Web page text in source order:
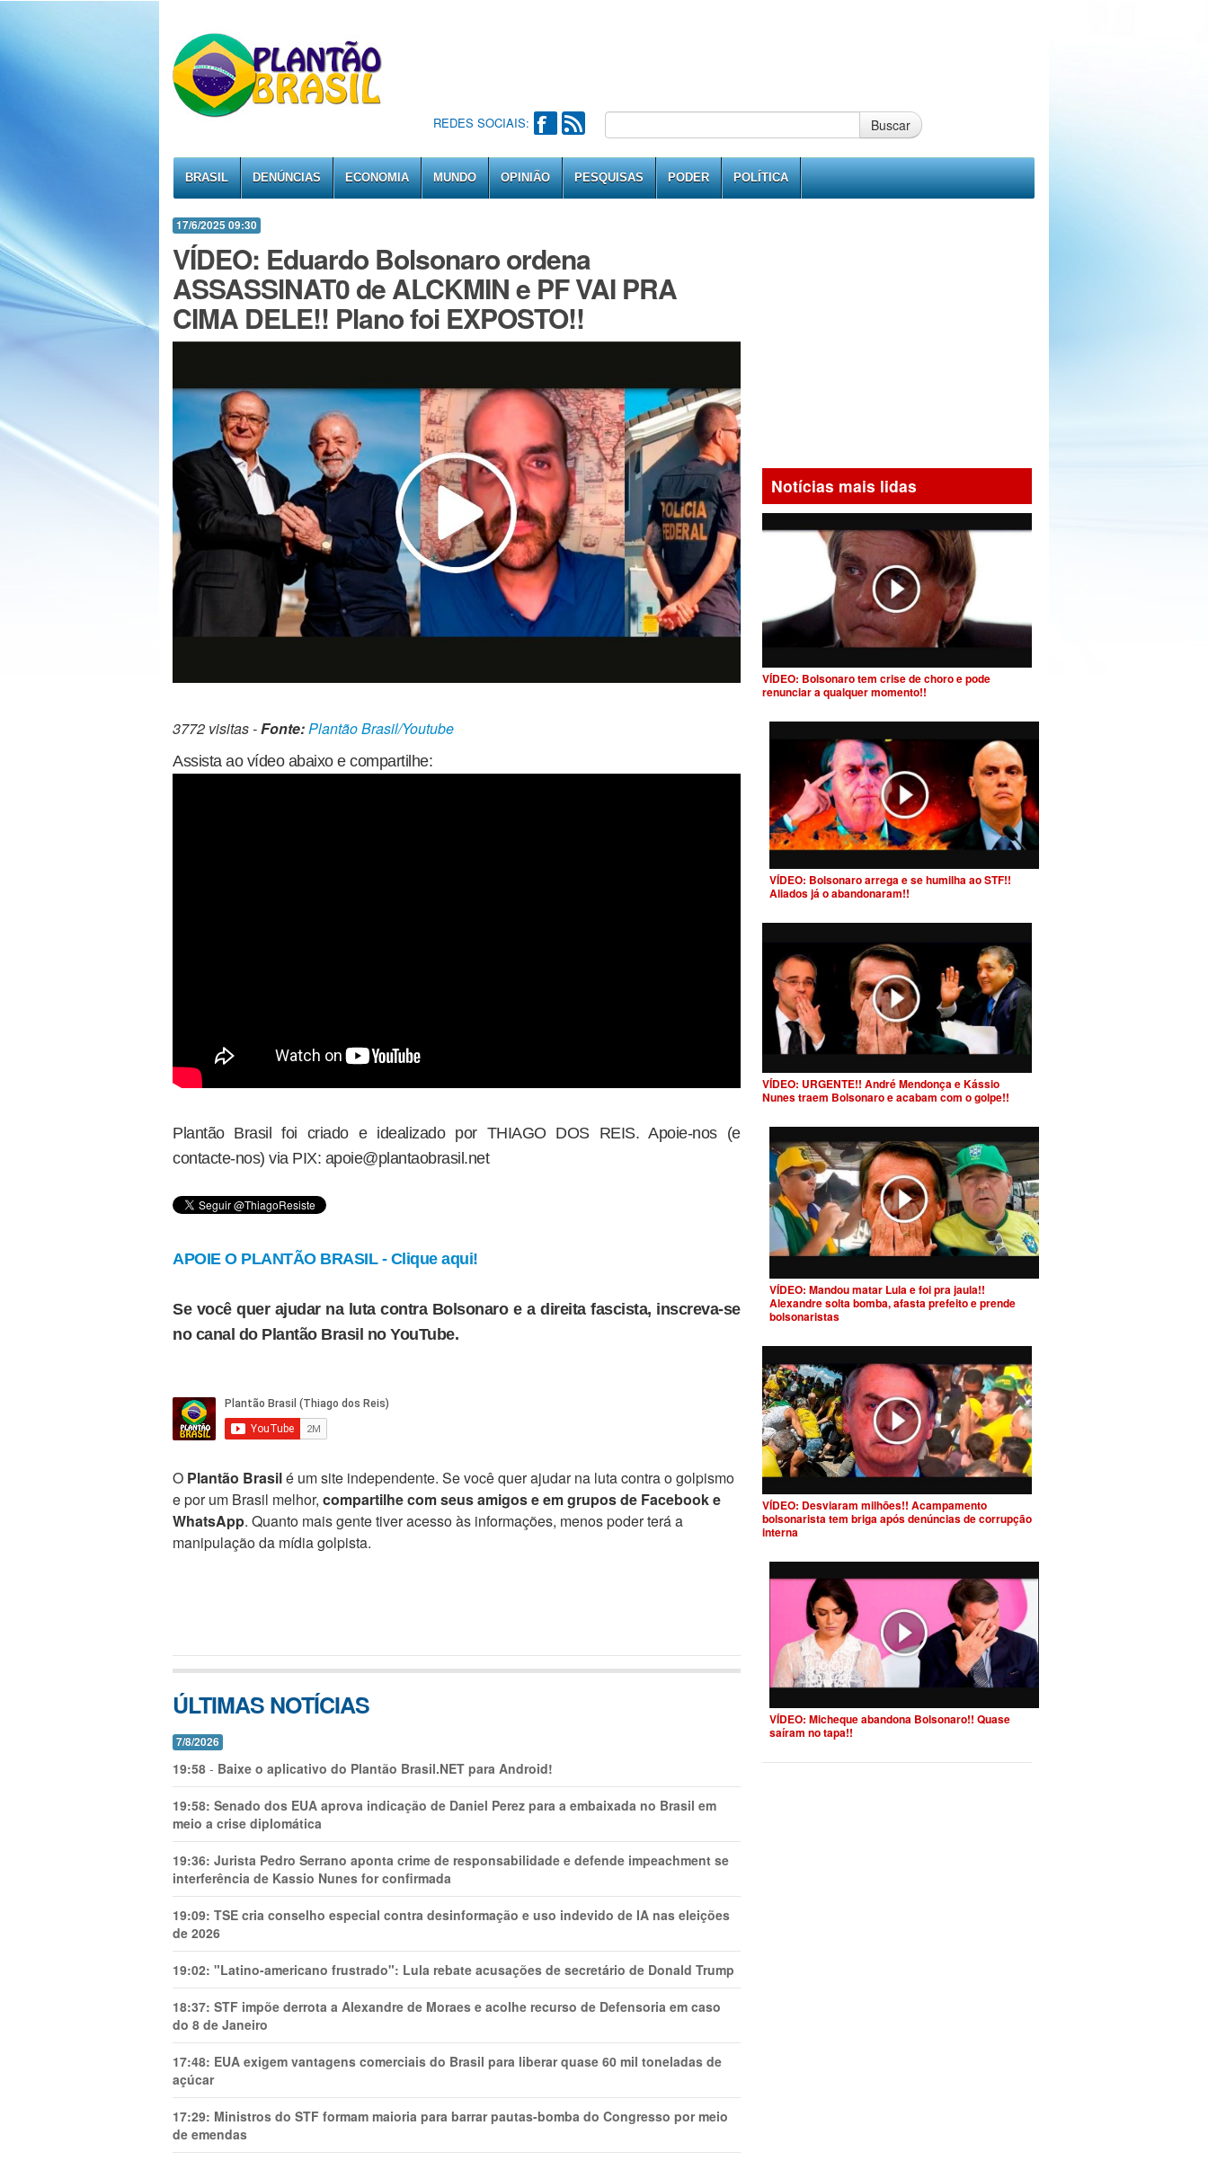
REDES SOCIAIS: Buscar
BRASIL DENÚNCIAS ECONOMIA MUNDO OPINIÃO PESQUISAS PODER POLÍTICA
17/6/2025 09:30
VÍDEO: Eduardo Bolsonaro ordena
ASSASSlNAT0 de ALCKMIN e PF VAI PRA
CIMA DELE!! Plano foi EXPOSTO!!
3772 visitas -Fonte:Plantão Brasil/Youtube
Assista ao vídeo abaixo e compartilhe:
Plantão Brasil foi criado e idealizado por THIAGO DOS REIS. Apoie-nos (e
contacte-nos) via PIX: apoie@plantaobrasil.net
APOIE O PLANTÃO BRASIL - Clique aqui!
Se você quer ajudar na luta contra Bolsonaro e a direita fascista, inscreva-se
no canal do Plantão Brasil no YouTube.
O Plantão Brasilé um site independente. Se você quer ajudar na luta contra o golpismo
e por um Brasil melhor, compartilhe com seus amigos e em grupos de Facebook e
WhatsApp. Quanto mais gente tiver acesso às informações, menos poder terá a
manipulação da mídia golpista.
ÚLTIMAS NOTÍCIAS
7/8/2026
19:58 - Baixe o aplicativo do Plantão Brasil.NET para Android!
19:58: Senado dos EUA aprova indicação de Daniel Perez para a embaixada no Brasil em
meio a crise diplomática
19:36: Jurista Pedro Serrano aponta crime de responsabilidade e defende impeachment se
interferência de Kassio Nunes for confirmada
19:09: TSE cria conselho especial contra desinformação e uso indevido de IA nas eleições
de 2026
19:02: "Latino-americano frustrado": Lula rebate acusações de secretário de Donald Trump
18:37: STF impõe derrota a Alexandre de Moraes e acolhe recurso de Defensoria em caso
do 8 de Janeiro
17:48: EUA exigem vantagens comerciais do Brasil para liberar quase 60 mil toneladas de
açúcar
17:29: Ministros do STF formam maioria para barrar pautas-bomba do Congresso por meio
de emendas
Notícias mais lidas
VÍDEO: Bolsonaro tem crise de choro e pode
renunciar a qualquer momento!!
VÍDEO: Bolsonaro arrega e se humilha ao STF!!
Aliados já o abandonaram!!
VÍDEO: URGENTE!! André Mendonça e Kássio
Nunes traem Bolsonaro e acabam com o golpe!!
VÍDEO: Mandou matar Lula e foi pra jaula!!
Alexandre solta bomba, afasta prefeito e prende
bolsonaristas
VÍDEO: Desviaram milhões!! Acampamento
bolsonarista tem briga após denúncias de corrupção
interna
VÍDEO: Micheque abandona Bolsonaro!! Quase
saíram no tapa!!